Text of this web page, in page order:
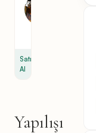
Satın
Al
Yapılışı